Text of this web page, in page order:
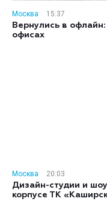
Москва
15:37
Вернулись в
офисах
Москва
20:03
Дизайн-студии и
корпусе ТК